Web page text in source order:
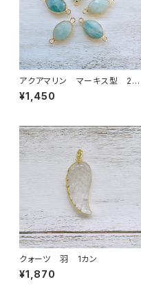
アクアマリン マーキス型 2カ
ン
¥1,450
クォーツ 羽 1カン
¥1,870